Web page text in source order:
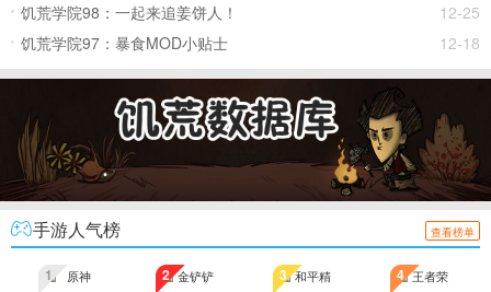
12-25
饥荒学院98：一起来追姜饼人！
12-18
饥荒学院97：暴食MOD小贴士
手游人气榜 查看榜单
1 2 3 4